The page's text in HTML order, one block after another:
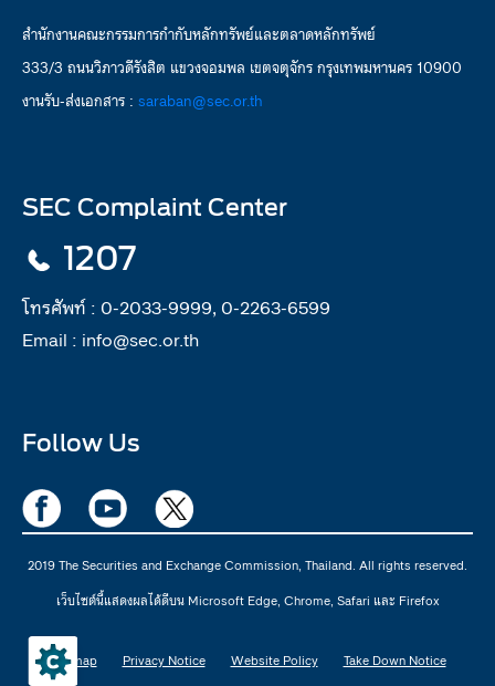
สำนักงานคณะกรรมการกำกับหลักทรัพย์และตลาดหลักทรัพย์
333/3 ถนนวิภาวดีรังสิต แขวงจอมพล เขตจตุจักร กรุงเทพมหานคร 10900
งานรับ-ส่งเอกสาร : saraban@sec.or.th
SEC Complaint Center
1207
โทรศัพท์ : 0-2033-9999, 0-2263-6599
Email : info@sec.or.th
Follow Us
2019 The Securities and Exchange Commission, Thailand. All rights reserved.
เว็บไซต์นี้แสดงผลได้ดีบน Microsoft Edge, Chrome, Safari และ Firefox
Sitemap Privacy Notice Website Policy Take Down Notice